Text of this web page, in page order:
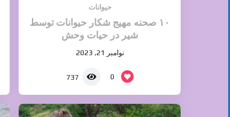
حیوانات
۱۰ صحنه مهیج شکار حیوانات توسط
شیر در حیات وحش
نوامبر 21, 2023
0
737